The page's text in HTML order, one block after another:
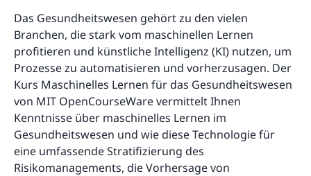
Das Gesundheitswesen gehört zu den vielen
Branchen, die stark vom maschinellen Lernen
profitieren und künstliche Intelligenz (KI) nutzen, um
Prozesse zu automatisieren und vorherzusagen. Der
Kurs Maschinelles Lernen für das Gesundheitswesen
von MIT OpenCourseWare vermittelt Ihnen
Kenntnisse über maschinelles Lernen im
Gesundheitswesen und wie diese Technologie für
eine umfassende Stratifizierung des
Risikomanagements, die Vorhersage von